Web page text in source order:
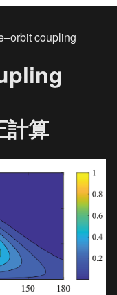
coupling
計算